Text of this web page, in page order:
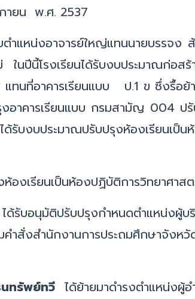
ายน พ.ศ. 2537
ำแหน่งอาจารย์ใหญ่แทนนายบรรจง
ในปีนี้โรงเรียนได้รับงบประมาณก่อ
ทนที่อาคารเรียนแบบ ป.1 ข ซึ่งรื้อย้
งอาคารเรียนแบบ กรมสามัญ 004 ป
งบประมาณปรับปรุงห้องเรียนเป็
องเรียนเป็นห้องปฏิบัติการวิทยาศาส
บอนุมัติปรับปรุงกำหนดตำแหน่งผู้บริ
มคำสั่งสำนักงานการประถมศึก
รัพย์ทวี ได้ย้ายมาดำรงตำแหน่งผู้